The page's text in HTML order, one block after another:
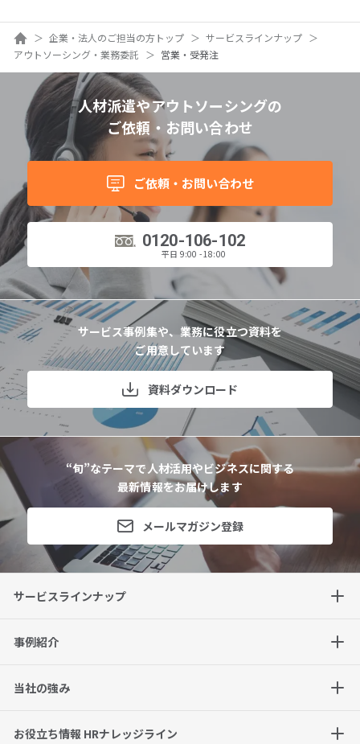
ホーム企業・法人のご担当の方トップ
サービスラインナップ
アウトソーシング・業務委託
営業・受発注
人材派遣やアウトソーシングの
ご依頼・お問い合わせ
ご依頼・お問い合わせ
0120-106-102
平日 9:00 - 18:00
サービス事例集や、業務に役立つ資料を
ご用意しています
資料ダウンロード
“旬”なテーマで人材活用やビジネスに関する
最新情報をお届けします
メールマガジン登録
サービスラインナップ
事例紹介
当社の強み
お役立ち情報 HRナレッジライン